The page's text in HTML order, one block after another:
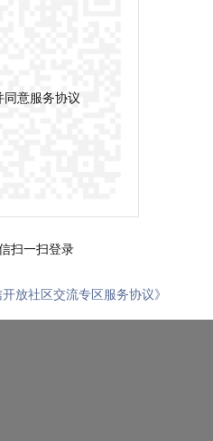
同意服务协议
扫一扫登录
开放社区交流专区服务协议》